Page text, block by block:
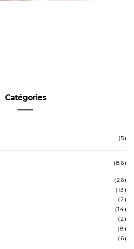
Catégories
(5)
(86)
(26)
(13)
(2)
(14)
(2)
(8)
(6)